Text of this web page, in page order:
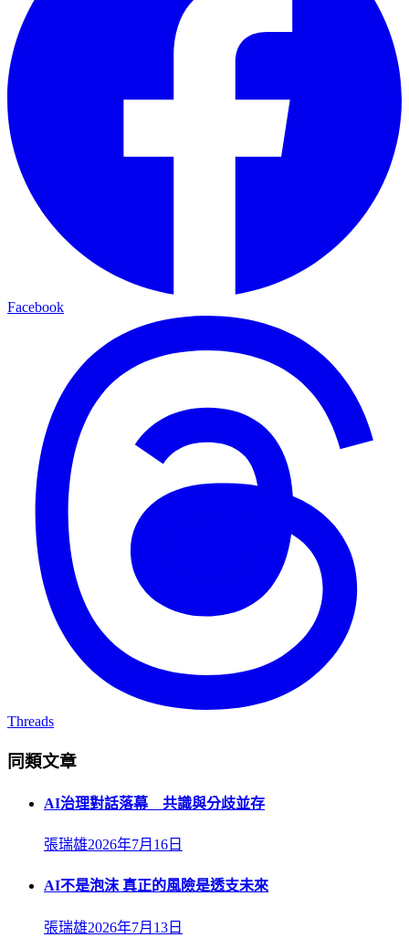
Facebook
Threads
同類文章
AI治理對話落幕 共識與分歧並存
張瑞雄2026年7月16日
AI不是泡沫 真正的風險是透支未來
張瑞雄2026年7月13日